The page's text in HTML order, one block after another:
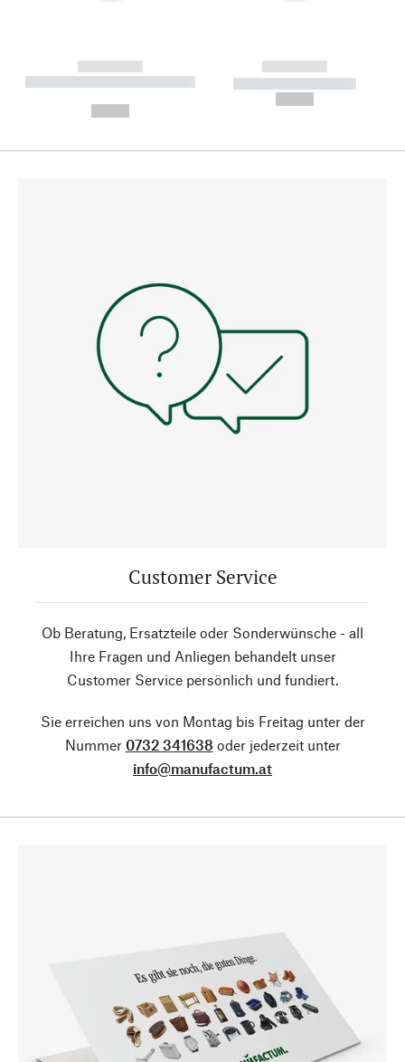
------------
----------- ----------- --------
------------
----------- -----------
Customer Service
Ob Beratung, Ersatzteile oder Sonderwünsche - all
Ihre Fragen und Anliegen behandelt unser
Customer Service persönlich und fundiert.
Sie erreichen uns von Montag bis Freitag unter der
Nummer 0732 341638 oder jederzeit unter
info@manufactum.at